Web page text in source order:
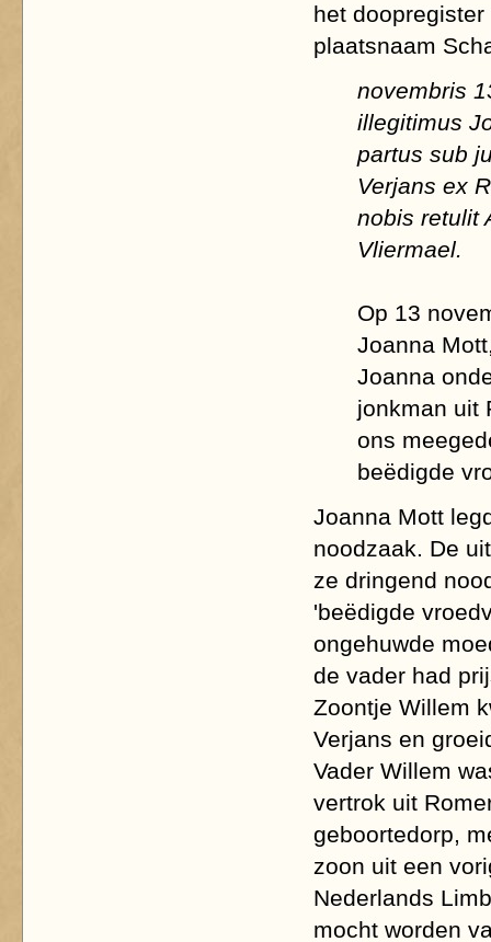
het
plaatsnaam
novembris
illegitimus
partus sub
Verjans ex
nobis retulit
Vliermael.
Op 13
Joanna
Joanna
jonkman uit
ons
beëdigde
Joanna Mott
noodzaak. De
ze dringend
'beëdigde
ongehuwde
de vader had
Zoontje Willem
Verjans en
Vader Willem
vertrok uit
geboortedorp,
zoon uit een
Nederlands
mocht worden